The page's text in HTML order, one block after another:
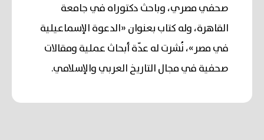
صحفي مصري، وباحث دكتوراه في جامعة
القاهرة، وله كتاب بعنوان «الدعوة الإسماعيلية
في مصر»، نُشرت له عدّة أبحاث عملية ومقالات
صحفية في مجال التاريخ العربي والإسلامي.